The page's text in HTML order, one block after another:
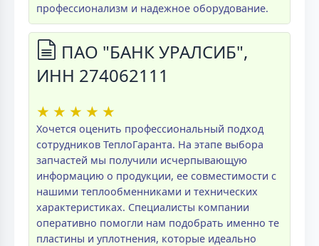
профессионализм и надежное оборудование.
ПАО "БАНК УРАЛСИБ",
ИНН 274062111
★ ★ ★ ★ ★
Хочется оценить профессиональный подход
сотрудников ТеплоГаранта. На этапе выбора
запчастей мы получили исчерпывающую
информацию о продукции, ее совместимости с
нашими теплообменниками и технических
характеристиках. Специалисты компании
оперативно помогли нам подобрать именно те
пластины и уплотнения, которые идеально